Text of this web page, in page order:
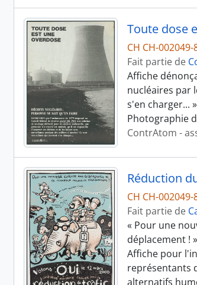
Toute dose
CH CH-002049-
Fait partie de
Affiche
nucléaires par
s'en charger... »
Photographie
ContrAtom -
Réduction
CH CH-002049-
Fait partie de
« Pour une
déplacement ! »
Affiche pour
représentants
alternatifs